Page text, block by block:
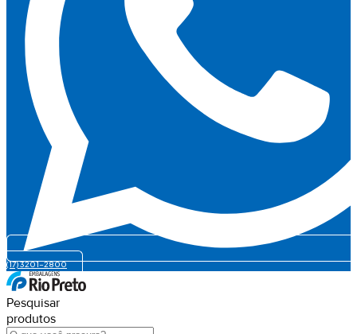
(17) 3201-2800
Pesquisar
produtos